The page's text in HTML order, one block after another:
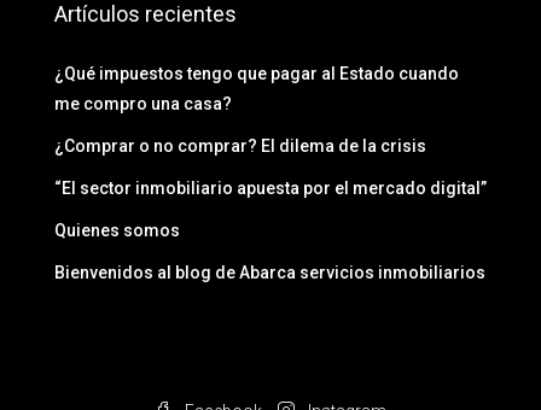
Artículos recientes
¿Qué impuestos tengo que pagar al Estado cuando
me compro una casa?
¿Comprar o no comprar? El dilema de la crisis
“El sector inmobiliario apuesta por el mercado digital”
Quienes somos
Bienvenidos al blog de Abarca servicios inmobiliarios